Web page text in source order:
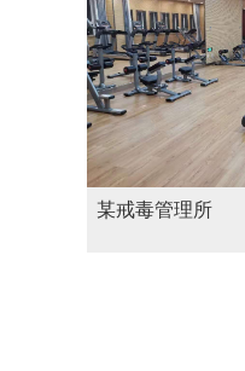
某戒毒管理所